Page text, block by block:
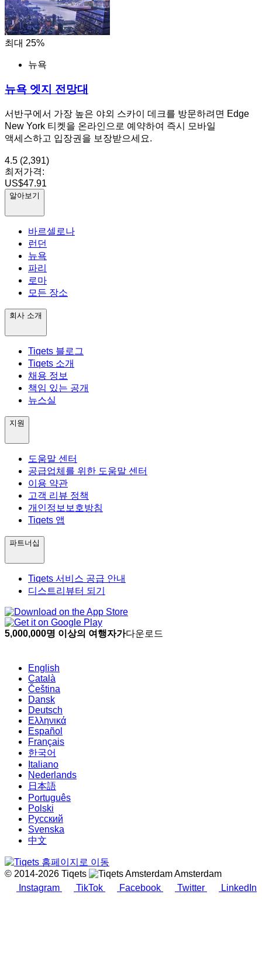
최대 25%
뉴욕
뉴욕 엣지 전망대
서반구에서 가장 높은 야외 스카이 데크를 방문하려면 Edge
New York 티켓을 온라인으로 예약하여 즉시 모바일
액세스하고 입장권을 보장받으세요.
4.5 (2,391)
최저가격:
US$47.91
알아보기
바르셀로나
런던
뉴욕
파리
로마
모든 장소
회사 소개
Tiqets 블로그
Tiqets 소개
채용 정보
책임 있는 공개
뉴스실
지원
도움말 센터
공급업체를 위한 도움말 센터
이용 약관
고객 리뷰 정책
개인정보보호방침
Tiqets 앱
파트너십
Tiqets 서비스 공급 안내
디스트리뷰터 되기
5,000,000명 이상의 여행자가다운로드
English
Català
Čeština
Dansk
Deutsch
Ελληνικά
Español
Français
한국어
Italiano
Nederlands
日本語
Português
Polski
Русский
Svenska
中文
© 2014-2026 Tiqets
Amsterdam
Instagram
TikTok Facebook Twitter LinkedIn